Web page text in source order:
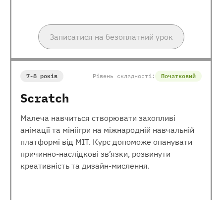
Записатися на безоплатний урок
7-8 років Рівень складності: Початковий
Scratch
Малеча навчиться створювати захопливі
анімації та мініігри на міжнародній навчальній
платформі від МІТ. Курс допоможе опанувати
причинно-наслідкові зв’язки, розвинути
креативність та дизайн-мислення.